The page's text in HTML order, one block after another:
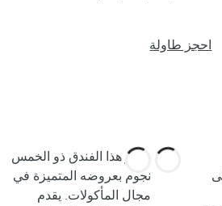
احجز طاولة
يتميز هذا الفندق ذو الخمس
نجوم بعروضه المتميزة في
مجال المأكولات. يقدم
الساعة 7:00 إلى